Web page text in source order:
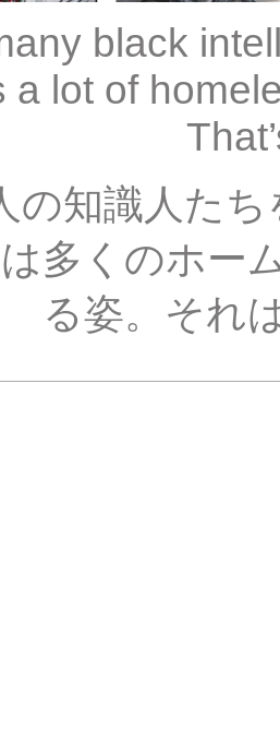
black
a lot of
の知識人た
多くのホー
る姿。それ